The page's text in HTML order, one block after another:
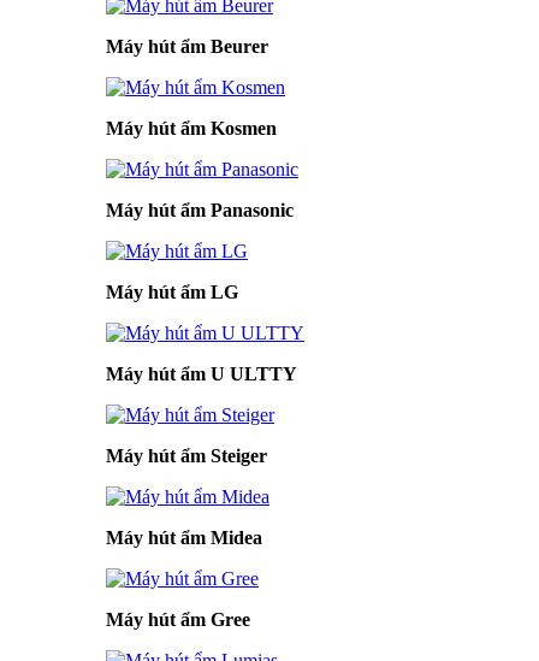
Máy hút ẩm Beurer
Máy hút ẩm Kosmen
Máy hút ẩm Panasonic
Máy hút ẩm LG
Máy hút ẩm U ULTTY
Máy hút ẩm Steiger
Máy hút ẩm Midea
Máy hút ẩm Gree